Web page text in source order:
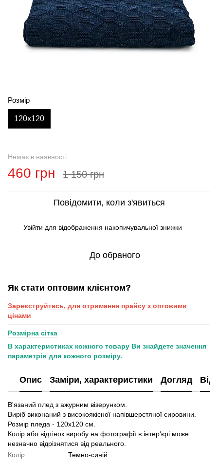
Розмір
120x120
Немає в наявності
460 грн 1 150 грн
Повідомити, коли з'явиться
Увійти для відображення накопичувальної знижки
До обраного
Як стати оптовим клієнтом?
Зареєструйтесь, для отримання прайсу з оптовими
цінами
Розмірна сітка
В характеристиках кожного товару Ви знайдете значення
параметрів для кожного розміру.
Опис Заміри, характеристики Догляд
В'язаний плед з ажурним візерунком.
Виріб виконаний з високоякісної напівшерстяної сировини.
Розмір пледа - 120х120 см.
Колір або відтінок виробу на фотографії в інтер'єрі може
незначно відрізнятися від реального.
Колір
Темно-синій